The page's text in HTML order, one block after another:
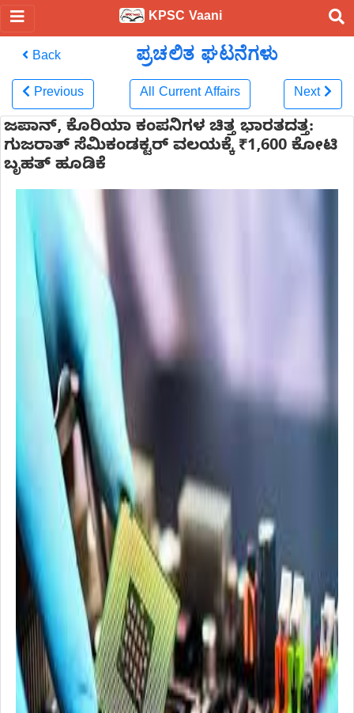
KPSC Vaani
Back ಪ್ರಚಲಿತ ಘಟನೆಗಳು
Previous All Current Affairs Next
ಜಪಾನ್, ಕೊರಿಯಾ ಕಂಪನಿಗಳ ಚಿತ್ತ ಭಾರತದತ್ತ:
ಗುಜರಾತ್ ಸೆಮಿಕಂಡಕ್ಟರ್ ವಲಯಕ್ಕೆ ₹1,600 ಕೋಟಿ
ಬೃಹತ್ ಹೂಡಿಕೆ